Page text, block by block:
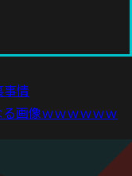
情
る画像ｗｗｗｗｗｗ